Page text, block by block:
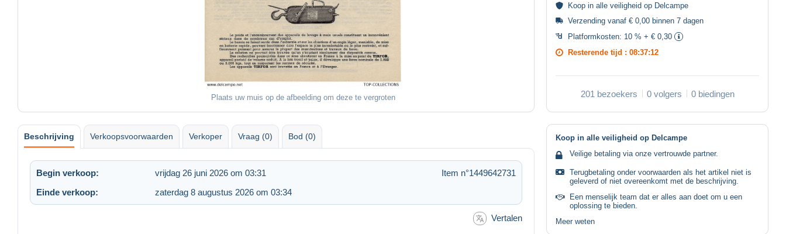
Plaats uw muis op de afbeelding om deze te vergroten
Koop in alle veiligheid op Delcampe
Verzending vanaf € 0,00 binnen 7 dagen
Platformkosten: 10 % + € 0,30
Resterende tijd : 08:37:12
201 bezoekers 0 volgers 0 biedingen
Beschrijving Verkoopsvoorwaarden Verkoper Vraag (0) Bod (0)
Begin verkoop: vrijdag 26 juni 2026 om 03:31
Item n°1449642731
Einde verkoop:
zaterdag 8 augustus 2026 om 03:34
Vertalen
Koop in alle veiligheid op Delcampe
Veilige betaling via onze vertrouwde partner.
Terugbetaling onder voorwaarden als het artikel niet is
geleverd of niet overeenkomt met de beschrijving.
Een menselijk team dat er alles aan doet om u een
oplossing te bieden.
Meer weten